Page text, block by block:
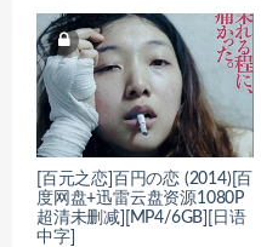
[百元之恋]百円の恋 (2014)[百
度网盘+迅雷云盘资源1080P
超清未删减][MP4/6GB][日语
中字]